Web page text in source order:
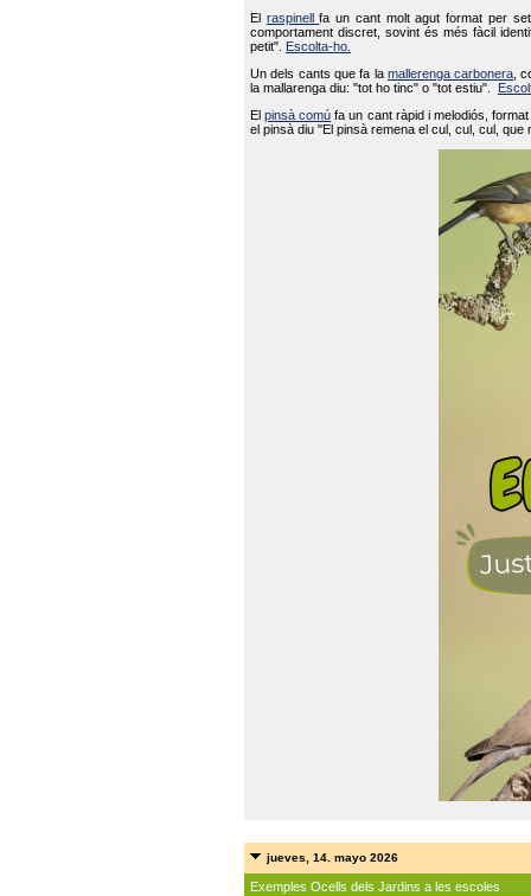
El raspinellfa un cant molt agut format per
comportament discret, sovint és més fàcil
petit".
Escolta-ho.
Un dels cants que fa la mallerenga carbonera ,
la mallarenga diu: "tot ho tinc" o "tot estiu".
Elpinsà comú fa un cant ràpid i melodiós,
el pinsà diu "El pinsà remena el cul, cul, cul,
jueves, 14. mayo 2026
Exemples Ocells dels Jardins a les escoles